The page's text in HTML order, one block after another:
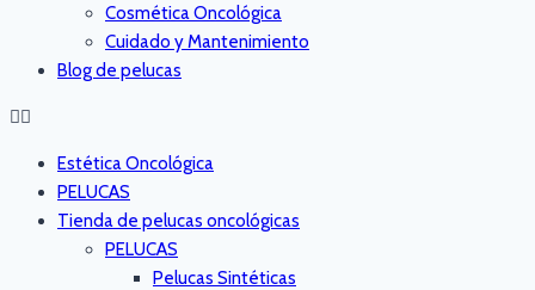
Cosmética Oncológica
Cuidado y Mantenimiento
Blog de pelucas
Estética Oncológica
PELUCAS
Tienda de pelucas oncológicas
PELUCAS
Pelucas Sintéticas